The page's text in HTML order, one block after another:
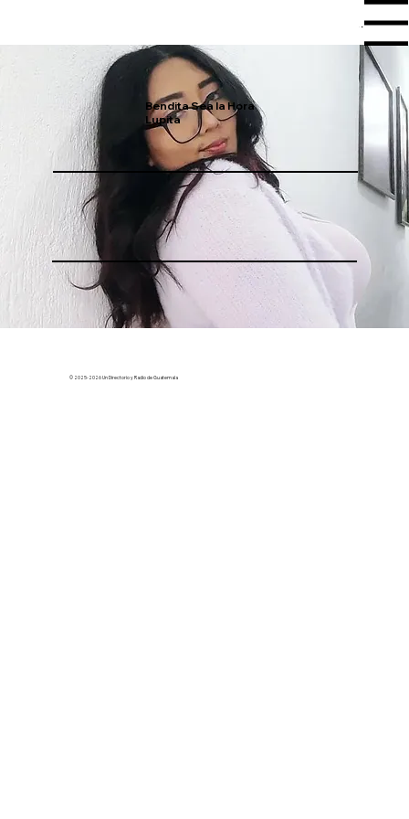
Menu
Bendita Sea la Hora
Lupita
© 2025-2026 Un Directorio y Radio de Guatemala